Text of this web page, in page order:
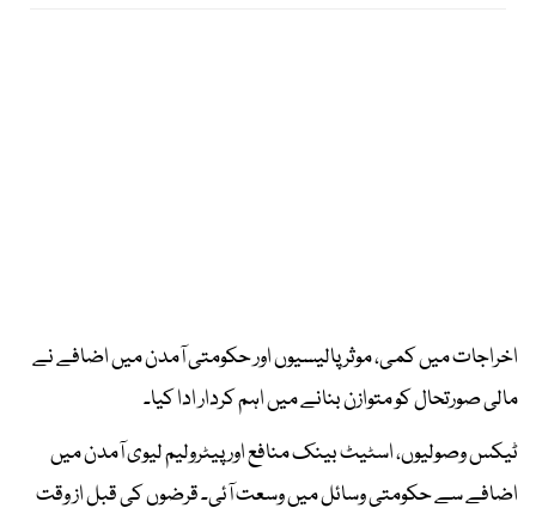
اخراجات میں کمی، موثر پالیسیوں اور حکومتی آمدن میں اضافے نے
مالی صورتحال کو متوازن بنانے میں اہم کردار ادا کیا۔
ٹیکس وصولیوں، اسٹیٹ بینک منافع اور پیٹرولیم لیوی آمدن میں
اضافے سے حکومتی وسائل میں وسعت آئی۔ قرضوں کی قبل از وقت